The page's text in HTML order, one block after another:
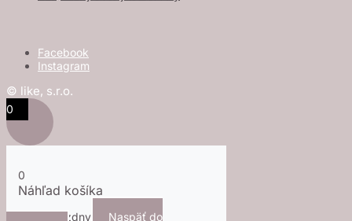
Facebook
Instagram
© like, s.r.o.
0
0
Náhľad košíka
Košík je prázdny Naspäť do